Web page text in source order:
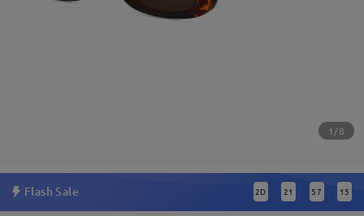
1/8
Flash Sale 2D : 21 : 57 : 15